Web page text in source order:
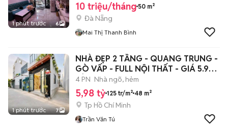
1 phút trước 6
10 triệu/tháng 50 m²
Đà Nẵng
Mai Thị Thanh Bình
1 phút trước 7
NHÀ ĐẸP 2 TẦNG - QUANG TRUNG -
GÒ VẤP - FULL NỘI THẤT - GIÁ 5.98
TỶ
4 PN Nhà ngõ, hẻm
5,98 tỷ 125 tr/m² 48 m²
Tp Hồ Chí Minh
Trần Văn Tú